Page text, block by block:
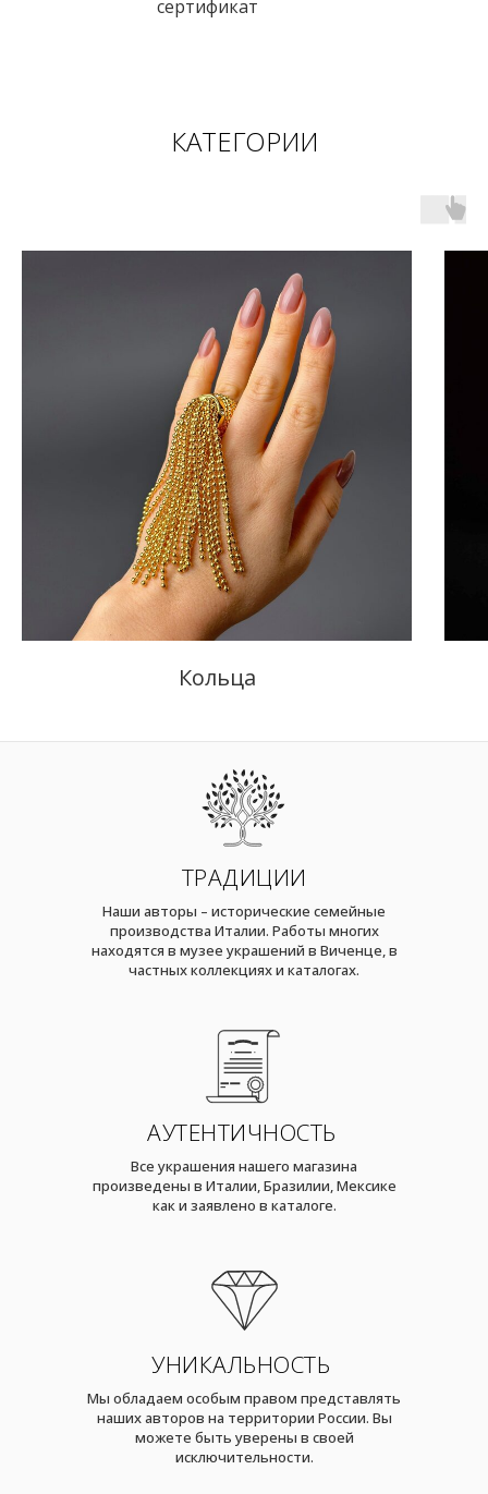
сертификат
КАТЕГОРИИ
Кольца
ТРАДИЦИИ
Наши авторы – исторические семейные
производства Италии. Работы многих
находятся в музее украшений в Виченце, в
частных коллекциях и каталогах.
АУТЕНТИЧНОСТЬ
Все украшения нашего магазина
произведены в Италии, Бразилии, Мексике
как и заявлено в каталоге.
УНИКАЛЬНОСТЬ
Мы обладаем особым правом представлять
наших авторов на территории России. Вы
можете быть уверены в своей
исключительности.